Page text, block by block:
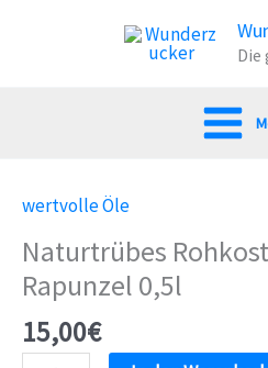
Die
wertvolle Öle
Naturtrübes
Rapunzel 0,5l
15,00€